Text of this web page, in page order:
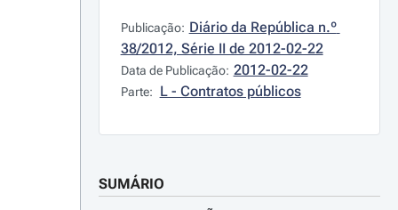
Publicação: Diário da República n.º
38/2012, Série II de 2012-02-22
Data de Publicação: 2012-02-22
Parte: L - Contratos públicos
SUMÁRIO